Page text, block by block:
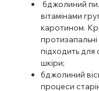
бджолиний
вітамінами
каротином.
протизапальні
підходить для
шкіри;
бджолиний
процеси